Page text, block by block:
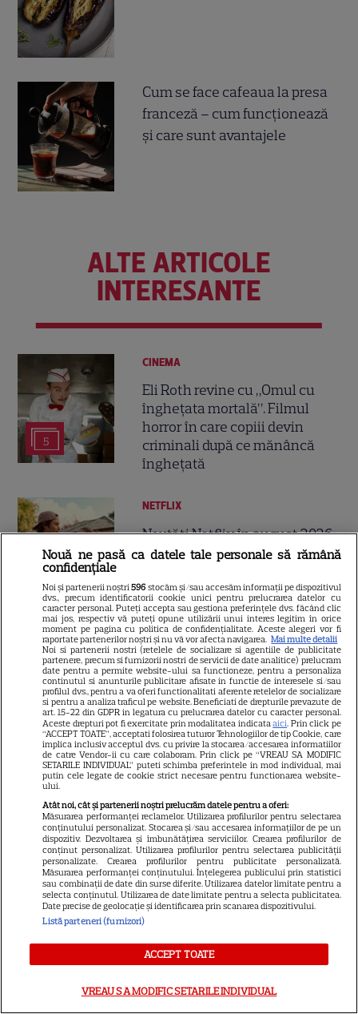
Cum se face cafeaua la presa
franceză – cum funcționează
și care sunt avantajele
ALTE ARTICOLE
INTERESANTE
5
CINEMA
Eli Roth revine cu „Omul cu
înghețata mortală”. Filmul
horror în care copiii devin
criminali după ce mănâncă
înghețată
16
NETFLIX
Noutăți Netflix în august 2026:
Robert De Niro, „Nosferatu” și
Banks” și „Un veac de
singurătate”
14
VEDETE STRĂINE
Sean Astin din „Stăpânul
Inelelor” a fost nevoit să își
vândă casa din cauza
salariului mic: Câți bani a
primit de fapt
14
Elon Musk, atac la adresa
regizorului premiat cu Oscar
care a realizat documentarul
despre viața sa. Filmul are 232
de minute
Marvel are un nou Black
Panther. David Jonsson preia
moștenirea lui Chadwick
Nouă ne pasă ca datele tale personale să rămână
confidențiale
Noi și partenerii noștri596 stocăm și/sau accesăm informații pe dispozitivul
dvs., precum identificatorii cookie unici pentru prelucrarea datelor cu
caracter personal. Puteți accepta sau gestiona preferințele dvs. făcând clic
mai jos, respectiv vă puteți opune utilizării unui interes legitim în orice
moment pe pagina cu politica de confidențialitate. Aceste alegeri vor fi
raportate partenerilor noștri și nu vă vor afecta navigarea. Mai multe detalii
Noi si partenerii nostri (retelele de socializare si agentiile de publicitate
partenere, precum si furnizorii nostri de servicii de date analitice) prelucram
date pentru a permite website-ului sa functioneze, pentru a personaliza
continutul si anunturile publicitare afisate in functie de interesele si/sau
profilul dvs., pentru a va oferi functionalitati aferente retelelor de socializare
si pentru a analiza traficul pe website. Beneficiati de drepturile prevazute de
art. 15-22 din GDPR in legatura cu prelucrarea datelor cu caracter personal.
Aceste drepturi pot fi exercitate prin modalitatea indicataaici. Prin click pe
“ACCEPT TOATE”, acceptati folosirea tuturor Tehnologiilor de tip Cookie, care
implica inclusiv acceptul dvs. cu privire la stocarea/accesarea informatiilor
de catre Vendor-ii cu care colaboram. Prin click pe “VREAU SA MODIFIC
SETARILE INDIVIDUAL” puteti schimba preferintele in mod individual, mai
putin cele legate de cookie strict necesare pentru functionarea website-
ului.
Atât noi, cât și partenerii noștri prelucrăm datele pentru a oferi:
Măsurarea performanței reclamelor. Utilizarea profilurilor pentru selectarea
conținutului personalizat. Stocarea și/sau accesarea informațiilor de pe un
dispozitiv. Dezvoltarea și îmbunătățirea serviciilor. Crearea profilurilor de
conținut personalizat. Utilizarea profilurilor pentru selectarea publicității
personalizate. Crearea profilurilor pentru publicitate personalizată.
Măsurarea performanței conținutului. Înțelegerea publicului prin statistici
sau combinații de date din surse diferite. Utilizarea datelor limitate pentru a
selecta conținutul. Utilizarea de date limitate pentru a selecta publicitatea.
Date precise de geolocație și identificarea prin scanarea dispozitivului.
Listă parteneri (furnizori)
ACCEPT TOATE
VREAU SA MODIFIC SETARILE INDIVIDUAL